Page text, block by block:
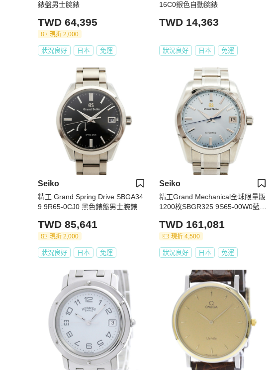
錶盤男士腕錶
TWD 64,395
現折 2,000
狀況良好 日本 免運
16C0銀色自動腕錶
TWD 14,363
狀況良好 日本 免運
Seiko
精工 Grand Spring Drive SBGA34
9 9R65-0CJ0 黑色錶盤男士腕錶
TWD 85,641
現折 2,000
狀況良好 日本 免運
Seiko
精工Grand Mechanical全球限量版
1200枚SBGR325 9S65-00W0藍色
TWD 161,081
現折 4,500
狀況良好 日本 免運